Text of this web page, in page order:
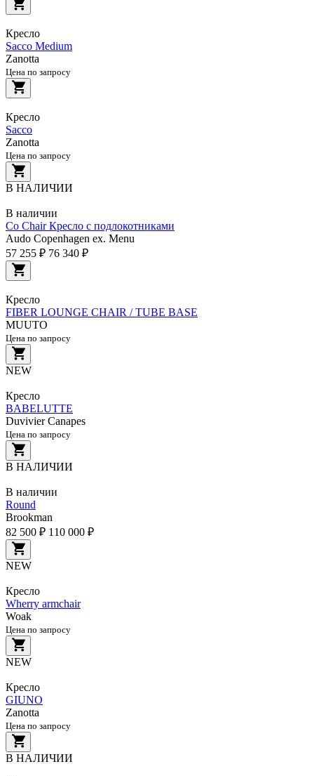
Кресло
Sacco Medium
Zanotta
Цена по запросу
Кресло
Sacco
Zanotta
Цена по запросу
В НАЛИЧИИ
В наличии
Co Chair Кресло с подлокотниками
Audo Copenhagen ex. Menu
57 255 ₽ 76 340 ₽
Кресло
FIBER LOUNGE CHAIR / TUBE BASE
MUUTO
Цена по запросу
NEW
Кресло
BABELUTTE
Duvivier Canapes
Цена по запросу
В НАЛИЧИИ
В наличии
Round
Brookman
82 500 ₽ 110 000 ₽
NEW
Кресло
Wherry armchair
Woak
Цена по запросу
NEW
Кресло
GIUNO
Zanotta
Цена по запросу
В НАЛИЧИИ